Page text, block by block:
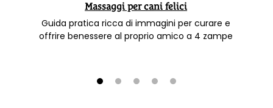
Massaggi per cani felici
Guida pratica ricca di immagini per curare e
offrire benessere al proprio amico a 4 zampe